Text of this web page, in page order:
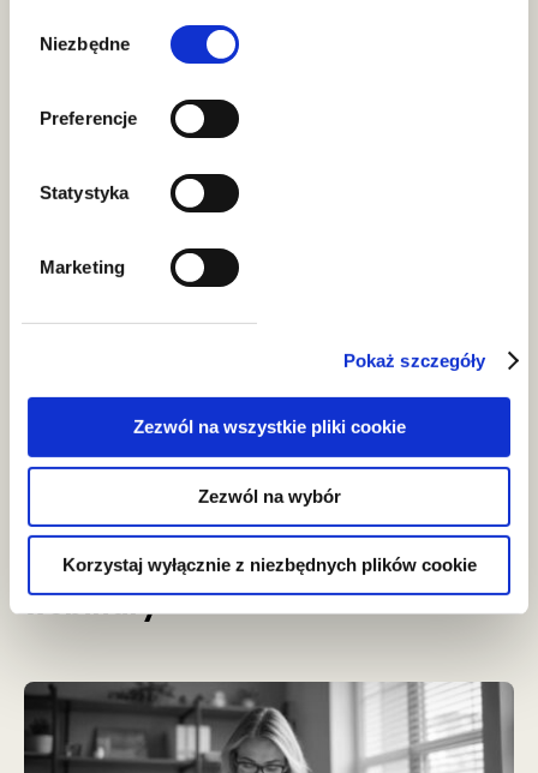
zgody
Niezbędne
Preferencje
Statystyka
Marketing
Pokaż szczegóły
Zezwól na wszystkie pliki cookie
Zezwól na wybór
Korzystaj wyłącznie z niezbędnych plików cookie
Aktualności
wydarzenia
Zmiany w prawie pracy w 2026 r.
- zapraszamy na bezpłatne
webinary